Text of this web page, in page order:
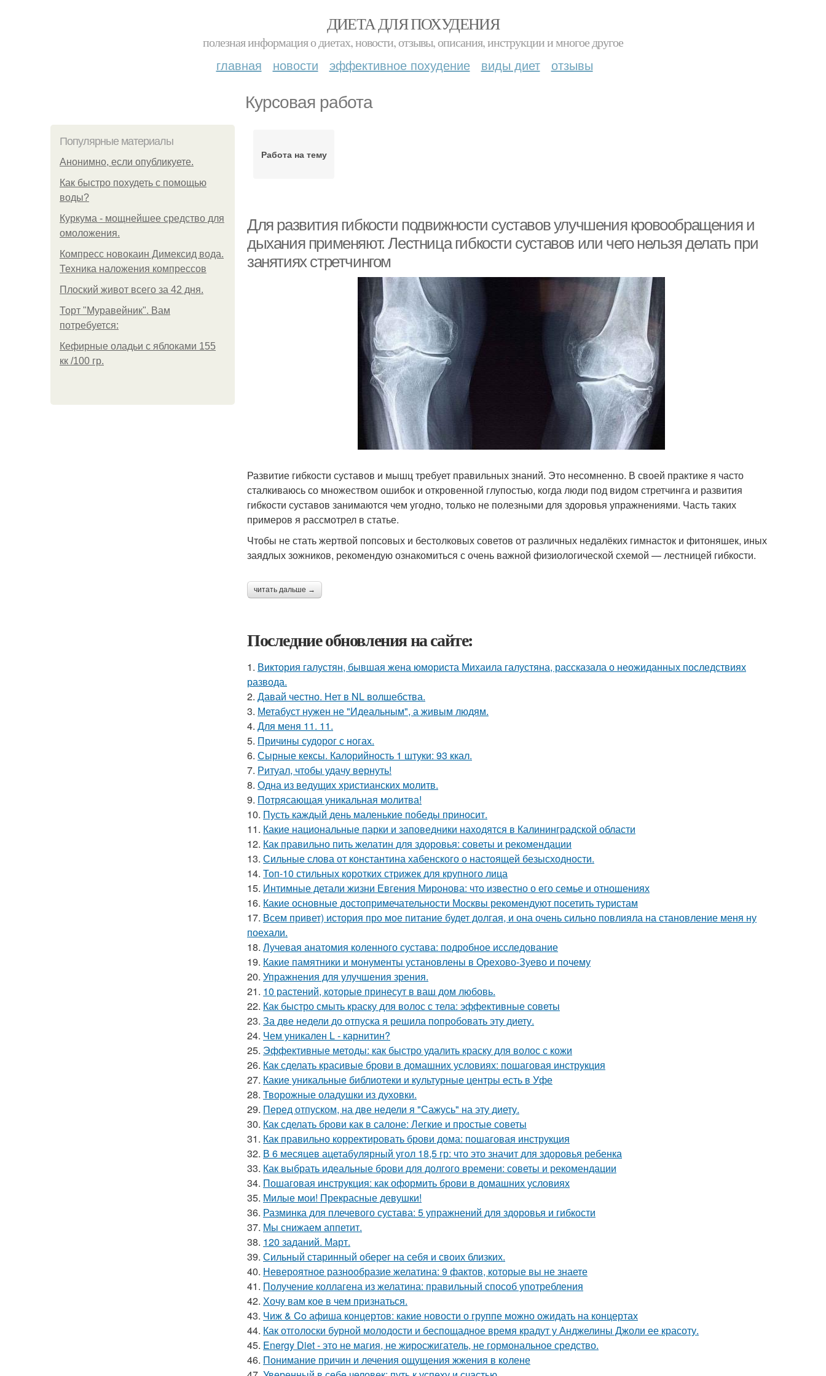
ДИЕТА ДЛЯ ПОХУДЕНИЯ
полезная информация о диетах, новости, отзывы, описания, инструкции и многое другое
главная новости эффективное похудение виды диет отзывы
Курсовая работа
Популярные материалы
Анонимно, если опубликуете.
Как быстро похудеть с помощью
воды?
Куркума - мощнейшее средство для
омоложения.
Компресс новокаин Димексид вода.
Техника наложения компрессов
Плоский живот всего за 42 дня.
Торт "Муравейник". Вам
потребуется:
Кефирные оладьи с яблоками 155
кк /100 гр.
Работа на тему
Для развития гибкости подвижности суставов улучшения кровообращения и
дыхания применяют. Лестница гибкости суставов или чего нельзя делать при
занятиях стретчингом
Развитие гибкости суставов и мышц требует правильных знаний. Это несомненно. В своей практике я часто
сталкиваюсь со множеством ошибок и откровенной глупостью, когда люди под видом стретчинга и развития
гибкости суставов занимаются чем угодно, только не полезными для здоровья упражнениями. Часть таких
примеров я рассмотрел в статье.
Чтобы не стать жертвой попсовых и бестолковых советов от различных недалёких гимнасток и фитоняшек, иных
заядлых зожников, рекомендую ознакомиться с очень важной физиологической схемой — лестницей гибкости.
читать дальше →
Последние обновления на сайте:
1. Виктория галустян, бывшая жена юмориста Михаила галустяна, рассказала о неожиданных последствиях
развода.
2. Давай честно. Нет в NL волшебства.
3. Метабуст нужен не "Идеальным", а живым людям.
4. Для меня 11. 11.
5. Причины судорог с ногах.
6. Сырные кексы. Калорийность 1 штуки: 93 ккал.
7. Ритуал, чтобы удачу вернуть!
8. Одна из ведущих христианских молитв.
9. Потрясающая уникальная молитва!
10. Пусть каждый день маленькие победы приносит.
11. Какие национальные парки и заповедники находятся в Калининградской области
12. Как правильно пить желатин для здоровья: советы и рекомендации
13. Сильные слова от константина хабенского о настоящей безысходности.
14. Топ-10 стильных коротких стрижек для крупного лица
15. Интимные детали жизни Евгения Миронова: что известно о его семье и отношениях
16. Какие основные достопримечательности Москвы рекомендуют посетить туристам
17. Всем привет) история про мое питание будет долгая, и она очень сильно повлияла на становление меня ну
поехали.
18. Лучевая анатомия коленного сустава: подробное исследование
19. Какие памятники и монументы установлены в Орехово-Зуево и почему
20. Упражнения для улучшения зрения.
21. 10 растений, которые принесут в ваш дом любовь.
22. Как быстро смыть краску для волос с тела: эффективные советы
23. За две недели до отпуска я решила попробовать эту диету.
24. Чем уникален L - карнитин?
25. Эффективные методы: как быстро удалить краску для волос с кожи
26. Как сделать красивые брови в домашних условиях: пошаговая инструкция
27. Какие уникальные библиотеки и культурные центры есть в Уфе
28. Творожные оладушки из духовки.
29. Перед отпуском, на две недели я "Сажусь" на эту диету.
30. Как сделать брови как в салоне: Легкие и простые советы
31. Как правильно корректировать брови дома: пошаговая инструкция
32. В 6 месяцев ацетабулярный угол 18,5 гр: что это значит для здоровья ребенка
33. Как выбрать идеальные брови для долгого времени: советы и рекомендации
34. Пошаговая инструкция: как оформить брови в домашних условиях
35. Милые мои! Прекрасные девушки!
36. Разминка для плечевого сустава: 5 упражнений для здоровья и гибкости
37. Мы снижаем аппетит.
38. 120 заданий. Март.
39. Сильный старинный оберег на себя и своих близких.
40. Невероятное разнообразие желатина: 9 фактов, которые вы не знаете
41. Получение коллагена из желатина: правильный способ употребления
42. Хочу вам кое в чем признаться.
43. Чиж & Co афиша концертов: какие новости о группе можно ожидать на концертах
44. Как отголоски бурной молодости и беспощадное время крадут у Анджелины Джоли ее красоту.
45. Energy Diet - это не магия, не жиросжигатель, не гормональное средство.
46. Понимание причин и лечения ощущения жжения в колене